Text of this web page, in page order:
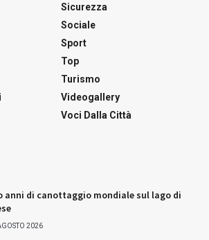
Sicurezza
Sociale
Sport
Top
Turismo
Videogallery
Voci Dalla Città
anni di canottaggio mondiale sul lago di
2026